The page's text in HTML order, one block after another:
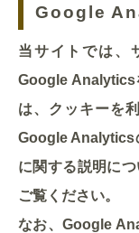
Google
当サイトでは、
Google Analytics
は、クッキーを
Google Analytics
に関する説明に
ご覧ください。
なお、Google